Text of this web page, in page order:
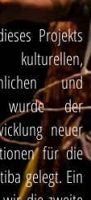
Projekts
und
wurde der
neuer
für die
gelegt. Ein